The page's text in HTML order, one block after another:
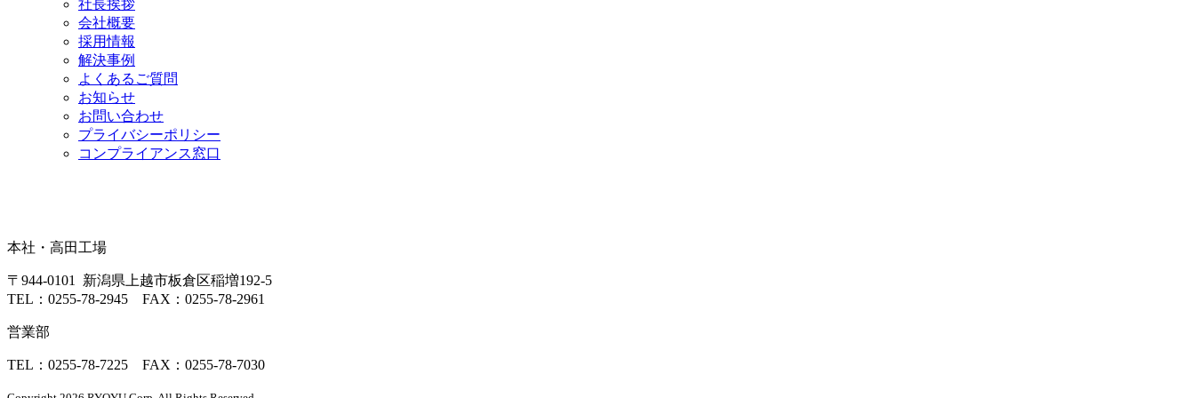
社長挨拶
会社概要
採用情報
解決事例
よくあるご質問
お知らせ
お問い合わせ
プライバシーポリシー
コンプライアンス窓口
本社・高田工場
〒944-0101 新潟県上越市板倉区稲増192-5
TEL：0255-78-2945 FAX：0255-78-2961
営業部
TEL：0255-78-7225 FAX：0255-78-7030